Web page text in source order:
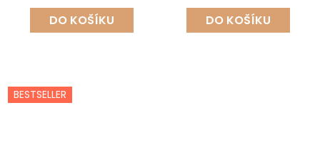
DO KOŠÍKU DO KOŠÍKU
BESTSELLER